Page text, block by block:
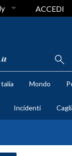
ACCEDI
Mondo
Incidenti